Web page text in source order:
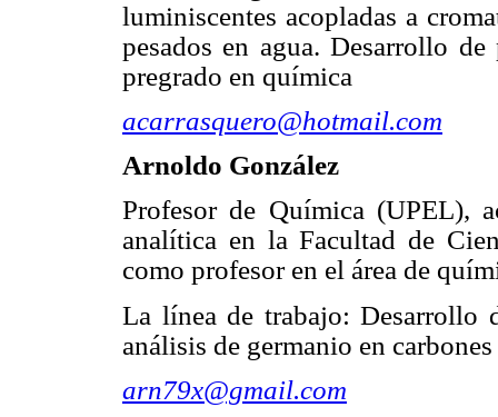
luminiscentes acopladas a
pesados en agua. Desarrollo
pregrado en química
acarrasquero@hotmail.com
Arnoldo González
Profesor de Química (UPEL),
analítica en la Facultad de
como profesor en el área de
La línea de trabajo: Desarrollo
análisis de germanio en
arn79x@gmail.com